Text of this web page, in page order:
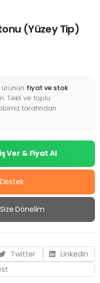
(Yüzey Tip)
ürünün fiyat ve stok
Tekli ve toplu
tarafından
Ver & Fiyat Al
Dönelim
Twitter
LinkedIn